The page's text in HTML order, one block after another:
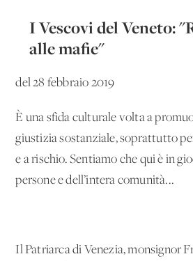
I Vescovi del Veneto:
alle mafie"
del 28 febbraio 2019
È una sfida culturale volta a
giustizia sostanziale, soprattutto
e a rischio. Sentiamo che qui è in
persone e dell’intera comunità...
Il Patriarca di Venezia, monsignor